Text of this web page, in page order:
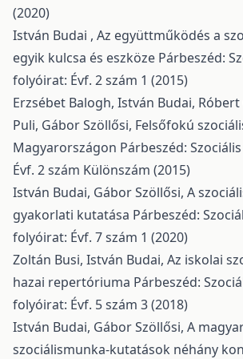
(2020)
István Budai , Az együttműködés a
egyik kulcsa és eszköze Párbeszéd:
folyóirat: Évf. 2 szám 1 (2015)
Erzsébet Balogh, István Budai,
Puli, Gábor Szöllősi, Felsőfokú
Magyarországon Párbeszéd:
Évf. 2 szám Különszám (2015)
István Budai, Gábor Szöllősi, A
gyakorlati kutatása Párbeszéd:
folyóirat: Évf. 7 szám 1 (2020)
Zoltán Busi, István Budai, Az iskolai
hazai repertóriuma Párbeszéd:
folyóirat: Évf. 5 szám 3 (2018)
István Budai, Gábor Szöllősi, A
szociálismunka-kutatások néhány